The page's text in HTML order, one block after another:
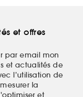
et offres
par email mon
et actualités de
l’utilisation de
la
et